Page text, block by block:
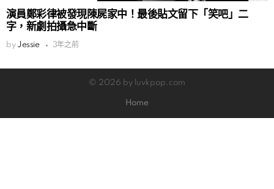
演員鄭彩律被發現陳屍家中！最後貼文留下「笑吧」二
字，新劇拍攝急中斷
by Jessie 3年之前
© 2026 by luvkpop.com
Home